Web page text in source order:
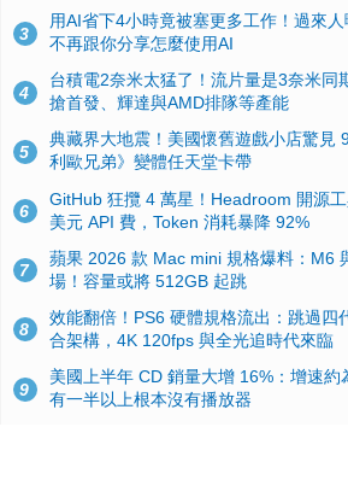
3
用AI省下4小時竟被塞更多工作！過來
不再跟你分享怎麼使用AI
4
台積電2奈米太猛了！流片量是3奈米同
搶首發、輝達與AMD排隊等產能
5
典藏界大地震！美國懷舊遊戲小店驚見
利歐兄弟》變體任天堂卡帶
6
GitHub 狂攬 4 萬星！Headroom 開源
美元 API 費，Token 消耗暴降 92%
7
蘋果 2026 款 Mac mini 規格爆料：M6
場！容量或將 512GB 起跳
8
效能翻倍！PS6 硬體規格流出：跳過四
合架構，4K 120fps 與全光追時代來臨
9
美國上半年 CD 銷量大增 16%：增速
有一半以上根本沒有播放器